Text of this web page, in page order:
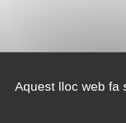
Aquest lloc web fa